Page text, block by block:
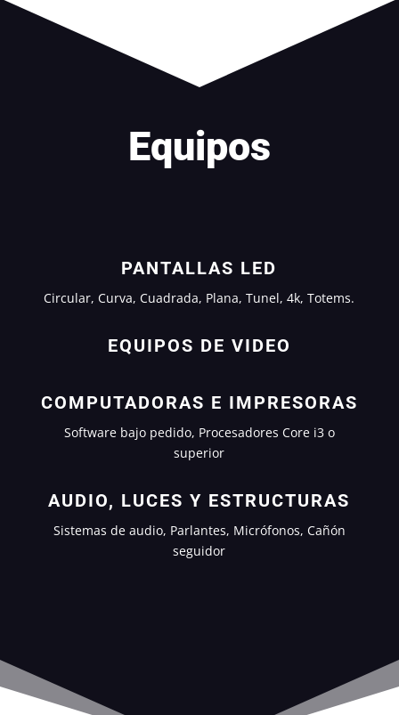
Equipos
PANTALLAS LED
Circular, Curva, Cuadrada, Plana, Tunel, 4k, Totems.
EQUIPOS DE VIDEO
COMPUTADORAS E IMPRESORAS
Software bajo pedido, Procesadores Core i3 o
superior
AUDIO, LUCES Y ESTRUCTURAS
Sistemas de audio, Parlantes, Micrófonos, Cañón
seguidor